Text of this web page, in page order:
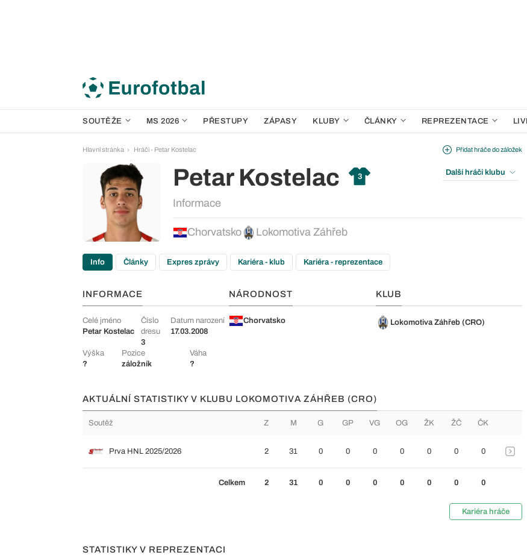
SOUTĚŽE MS 2026 PŘESTUPY ZÁPASY KLUBY ČLÁNKY REPREZENTACE
Hlavní stránka Hráči - Petar Kostelac
Petar Kostelac 3
Informace
Chorvatsko Lokomotiva Záhřeb
Přidat hráče do záložek
Další hráči klubu
Info Články Expres zprávy Kariéra - klub Kariéra - reprezentace
INFORMACE
Celé jméno
Petar Kostelac
Číslo
dresu
3
Datum narození
17.03.2008
Výška
?
Pozice
záložník
Váha
?
NÁRODNOST
Chorvatsko
KLUB
Lokomotiva Záhřeb (CRO)
AKTUÁLNÍ STATISTIKY V KLUBU LOKOMOTIVA ZÁHŘEB (CRO)
Soutěž Z M G GP VG OG ŽK ŽČ ČK
Prva HNL 2025/2026 2 31 0 0 0 0 0 0 0
Celkem 2 31 0 0 0 0 0 0 0
Kariéra hráče
STATISTIKY V REPREZENTACI